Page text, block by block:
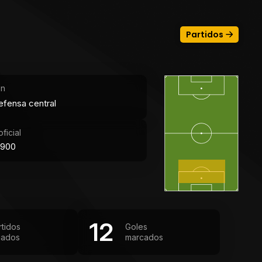
Partidos
central
12
Goles
marcados